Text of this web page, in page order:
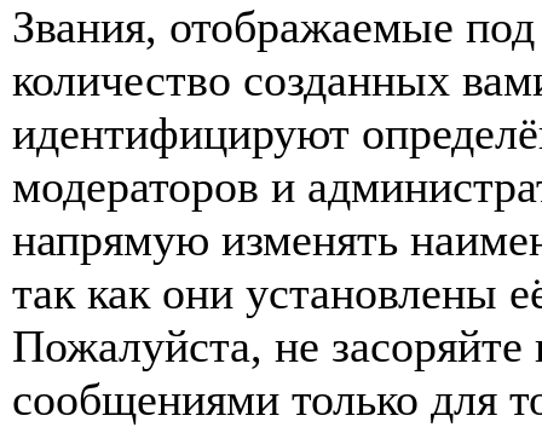
Звания, отображаемые
количество созданных
идентифицируют
модераторов и
напрямую изменять
так как они установлены
Пожалуйста, не
сообщениями только для